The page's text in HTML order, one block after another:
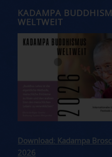
KADAMPA
WELTWEIT
Download: Kadampa
2026